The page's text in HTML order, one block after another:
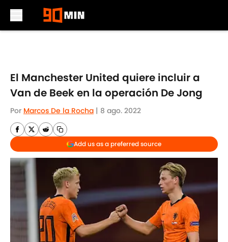
El Manchester United quiere incluir a
Van de Beek en la operación De Jong
Por Marcos De la Rocha | 8 ago. 2022
Add us as a preferred source